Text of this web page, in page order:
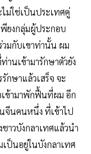
ไม่ใช่เป็นประเทศคู่
ยงกลุ่มผู้ประกอบ
วมกับเขาท่านั้น ผม
านเข้ามารักษาตัวยัง
กษาแล้วเสร็จ จะ
เข้ามาพักฟื้นที่ผม อีก
จีนคนหนึ่ง ที่เข้าไป
ชาวบังกลาเทศแล้วนำ
ป็นอยู่ในบังกลาเทศ